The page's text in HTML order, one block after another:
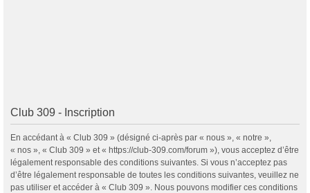
Club 309 - Inscription
En accédant à « Club 309 » (désigné ci-après par « nous », « notre »,
« nos », « Club 309 » et « https://club-309.com/forum »), vous acceptez d’être
légalement responsable des conditions suivantes. Si vous n’acceptez pas
d’être légalement responsable de toutes les conditions suivantes, veuillez ne
pas utiliser et accéder à « Club 309 ». Nous pouvons modifier ces conditions